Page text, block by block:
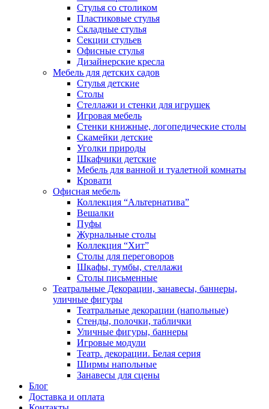
Стулья со столиком
Пластиковые стулья
Складные стулья
Секции стульев
Офисные стулья
Дизайнерские кресла
Мебель для детских садов
Стулья детские
Столы
Стеллажи и стенки для игрушек
Игровая мебель
Стенки книжные, логопедические столы
Скамейки детские
Уголки природы
Шкафчики детские
Мебель для ванной и туалетной комнаты
Кровати
Офисная мебель
Коллекция “Альтернатива”
Вешалки
Пуфы
Журнальные столы
Коллекция “Хит”
Столы для переговоров
Шкафы, тумбы, стеллажи
Столы письменные
Театральные Декорации, занавесы, баннеры,
уличные фигуры
Театральные декорации (напольные)
Стенды, полочки, таблички
Уличные фигуры, баннеры
Игровые модули
Театр. декорации. Белая серия
Ширмы напольные
Занавесы для сцены
Блог
Доставка и оплата